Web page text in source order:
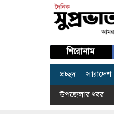
শিরোনাম
প্রচ্ছদ সারাদেশ
উপজেলার খবর